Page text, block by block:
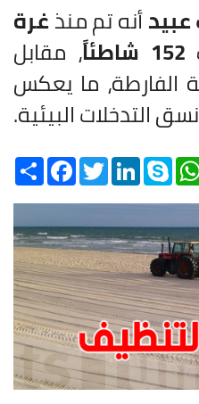
أنه تم منذغرة
152 شاطئاً ، مقابل
الفارطة، ما يعكس
التدخلات البيئية.
Share
FacebookTwitterLinkedInSkype